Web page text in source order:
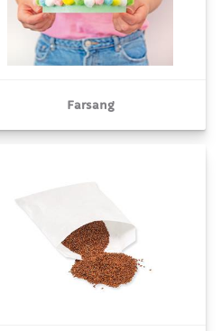
Farsang